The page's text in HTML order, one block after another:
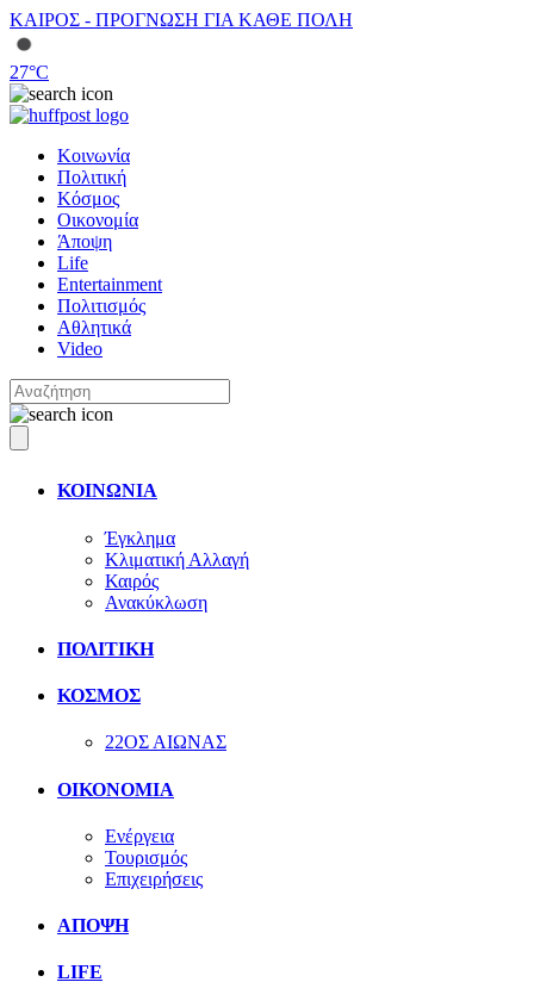
ΚΑΙΡΟΣ - ΠΡΟΓΝΩΣΗ ΓΙΑ ΚΑΘΕ ΠΟΛΗ
27°C
Κοινωνία
Πολιτική
Κόσμος
Οικονομία
Άποψη
Life
Entertainment
Πολιτισμός
Αθλητικά
Video
ΚΟΙΝΩΝΙΑ
Έγκλημα
Κλιματική Αλλαγή
Καιρός
Ανακύκλωση
ΠΟΛΙΤΙΚΗ
ΚΟΣΜΟΣ
22ΟΣ ΑΙΩΝΑΣ
ΟΙΚΟΝΟΜΙΑ
Ενέργεια
Τουρισμός
Επιχειρήσεις
ΑΠΟΨΗ
LIFE